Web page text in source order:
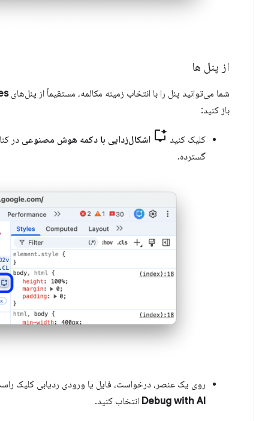
از پنل ها
شما می‌توانید پنل را با انتخاب زمینه مکالمه، مستقیماً از پنل‌های
باز کنید:
کلیک کنید اشکال‌زدایی با دکمه هوش مصنوعی در
گسترده.
روی یک عنصر، درخواست، فایل یا ورودی ردیابی کلیک
Debug with AI انتخاب کنید.